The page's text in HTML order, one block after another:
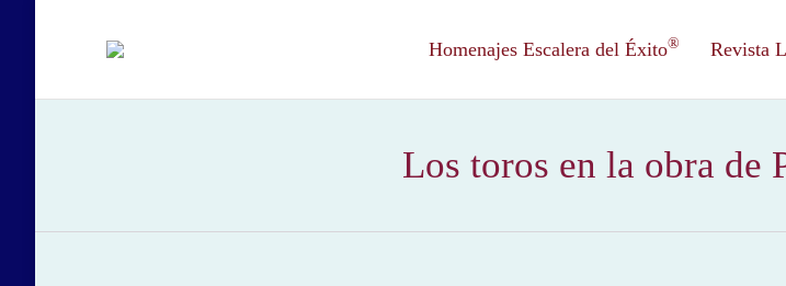
Homenajes Escalera del Éxito® Revista
Los toros en la obra de